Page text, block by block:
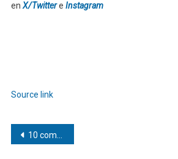
enX/Twittere Instagram
Source link
Navegación
10 compañías que están marcando la diferencia a través de su impacto social en 2026